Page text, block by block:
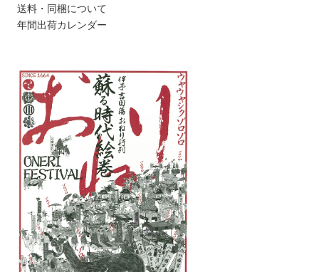
送料・同梱について
年間出荷カレンダー